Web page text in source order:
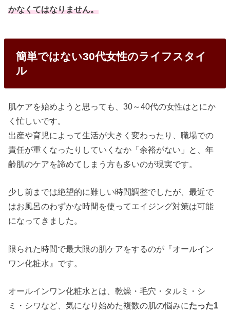
かなくてはなりません。
簡単ではない30代女性のライフスタイ
ル
肌ケアを始めようと思っても、30～40代の女性はとにか
く忙しいです。
出産や育児によって生活が大きく変わったり、職場での
責任が重くなったりしていくなか「余裕がない」と、年
齢肌のケアを諦めてしまう方も多いのが現実です。
少し前までは絶望的に難しい時間調整でしたが、最近で
はお風呂のわずかな時間を使ってエイジング対策は可能
になってきました。
限られた時間で最大限の肌ケアをするのが『オールイン
ワン化粧水』です。
オールインワン化粧水とは、乾燥・毛穴・タルミ・シ
ミ・シワなど、気になり始めた複数の肌の悩みにたった1